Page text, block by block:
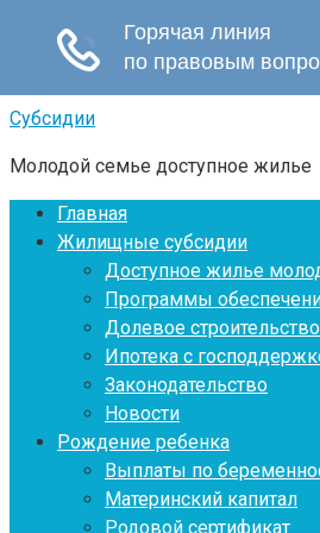
Перейти
контенту
Субсидии
Молодой семье доступное жилье
Главная
Жилищные субсидии
Доступное жилье
Программы
Долевое строительство
Ипотека с
Законодательство
Новости
Рождение ребенка
Выплаты по
Материнский капитал
Родовой сертификат